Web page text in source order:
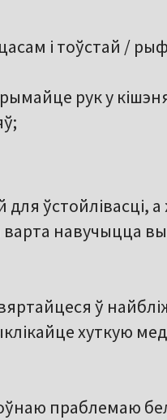
і тоўстай /
рук у
ўстойлівасці,
варта навучыцца
ў
хуткую
праблемаю